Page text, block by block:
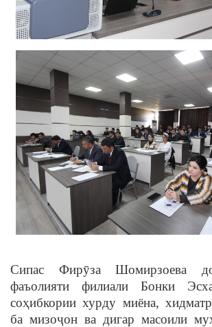
Сипас Фирӯза Шомирзоева
фаъолияти филиали Бонки
соҳибкории хурду миёна,
ба мизоҷон ва дигар масоили